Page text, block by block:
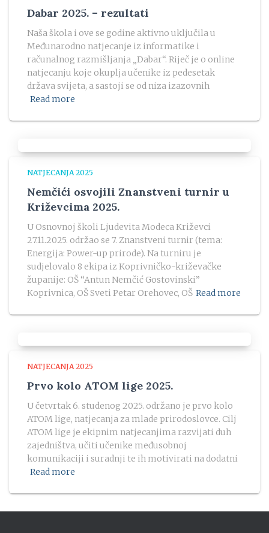
Dabar 2025. – rezultati
Naša škola i ove se godine aktivno uključila u
Međunarodno natjecanje iz informatike i
računalnog razmišljanja „Dabar“. Riječ je o online
natjecanju koje okuplja učenike iz pedesetak
država svijeta, a sastoji se od niza izazovnih
Read more
NATJECANJA 2025
Nemčići osvojili Znanstveni turnir u
Križevcima 2025.
U Osnovnoj školi Ljudevita Modeca Križevci
27.11.2025. održao se 7. Znanstveni turnir (tema:
Energija: Power-up prirode). Na turniru je
sudjelovalo 8 ekipa iz Koprivničko-križevačke
županije: OŠ “Antun Nemčić Gostovinski”
Koprivnica, OŠ Sveti Petar Orehovec, OŠ Read more
NATJECANJA 2025
Prvo kolo ATOM lige 2025.
U četvrtak 6. studenog 2025. održano je prvo kolo
ATOM lige, natjecanja za mlade prirodoslovce. Cilj
ATOM lige je ekipnim natjecanjima razvijati duh
zajedništva, učiti učenike međusobnoj
komunikaciji i suradnji te ih motivirati na dodatni
Read more